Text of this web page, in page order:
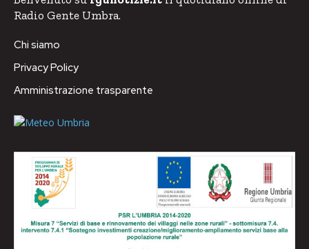
Radio Gente Umbra.
Chi siamo
Privacy Policy
Amministrazione trasparente